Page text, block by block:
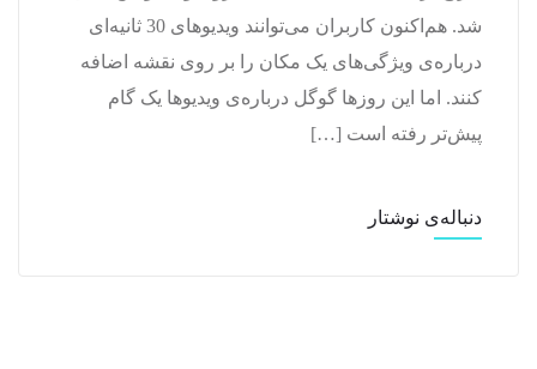
شد. هم‌اکنون کاربران می‌توانند ویدیوهای 30 ثانیه‌ای
درباره‌ی ویژگی‌های یک مکان را بر روی نقشه اضافه
کنند. اما این روزها گوگل درباره‌ی ویدیوها یک گام
پیش‌تر رفته است […]
دنباله‌ی نوشتار